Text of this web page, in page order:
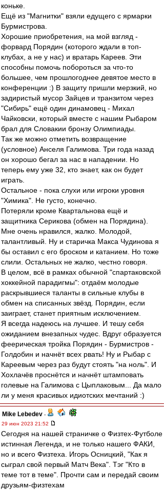
коньке.
Ещё из "Магнитки" взяли едущего с ярмарки
Бурмистрова.
Хорошие приобретения, на мой взгляд -
форвард Порядин (которого ждали в топ-
клубах, а не у нас) и вратарь Кареев. Эти
способны помочь побороться за что-то
большее, чем прошлогоднее девятое место в
конференции :) В защиту пришли мерзкий, но
задиристый мусор Зайцев и транзитом через
"Сибирь" ещё один динамовец - Михал
Чайковски, который вместе с нашим Рыбаром
брал для Словакии бронзу Олимпиады.
Так же можно отметить возвращение
(условное) Анселя Галимова. Три года назад
он хорошо бегал за нас в нападении. Но
теперь ему уже 32, кто знает, как он будет
играть.
Остальное - пока слухи или игроки уровня
"Химика". Не густо, конечно.
Потеряли кроме Квартальнова ещё и
защитника Серикова (обмен на Порядина).
Мне очень нравился, жалко. Молодой,
талантливый. Ну и старичка Макса Чудинова я
бы оставил с его броском и катанием. Но тоже
слили. Остальных не жалко, честно говоря.
В целом, всё в рамках обычной "спартаковской
хоккейной парадигмы": отдаём молодые
раскрывшиеся таланты в сильные клубы в
обмен на списанных звёзд. Порядин, если
заиграет, станет приятным исключением.
Я всегда надеюсь на лучшее. И тешу себя
ожиданием внезапных чудес. Вдруг образуется
феерическая тройка Порядин - Бурмистров -
Голдобин и начнёт всех рвать! Ну и Рыбар с
Кареевым через раз будут стоять "на ноль". И
Хохлачёв проснётся и начнёт штамповать
голевые на Галимова с Цыплаковым... Да мало
ли у меня красивых идиотских мечтаний :)
Mike Lebedev -
29 июн 2023 21:52
Сегодня на нашей страничке о Физтех-Футболе
истинная Легенда, и не только нашего ФАКИ,
но и всего Физтеха. Игорь Осницкий, "Как я
сыграл свой первый Матч Века". Тэг "Кто в
теме тот в теме". Прочти сам и передай своим
друзьям-физтехам